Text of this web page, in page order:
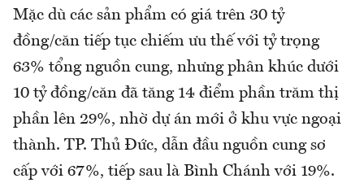
Mặc dù các sản phẩm có giá trên 30 tỷ
đồng/căn tiếp tục chiếm ưu thế với tỷ trọng
63% tổng nguồn cung, nhưng phân khúc dưới
10 tỷ đồng/căn đã tăng 14 điểm phần trăm thị
phần lên 29%, nhờ dự án mới ở khu vực ngoại
thành. TP. Thủ Đức, dẫn đầu nguồn cung sơ
cấp với 67%, tiếp sau là Bình Chánh với 19%.